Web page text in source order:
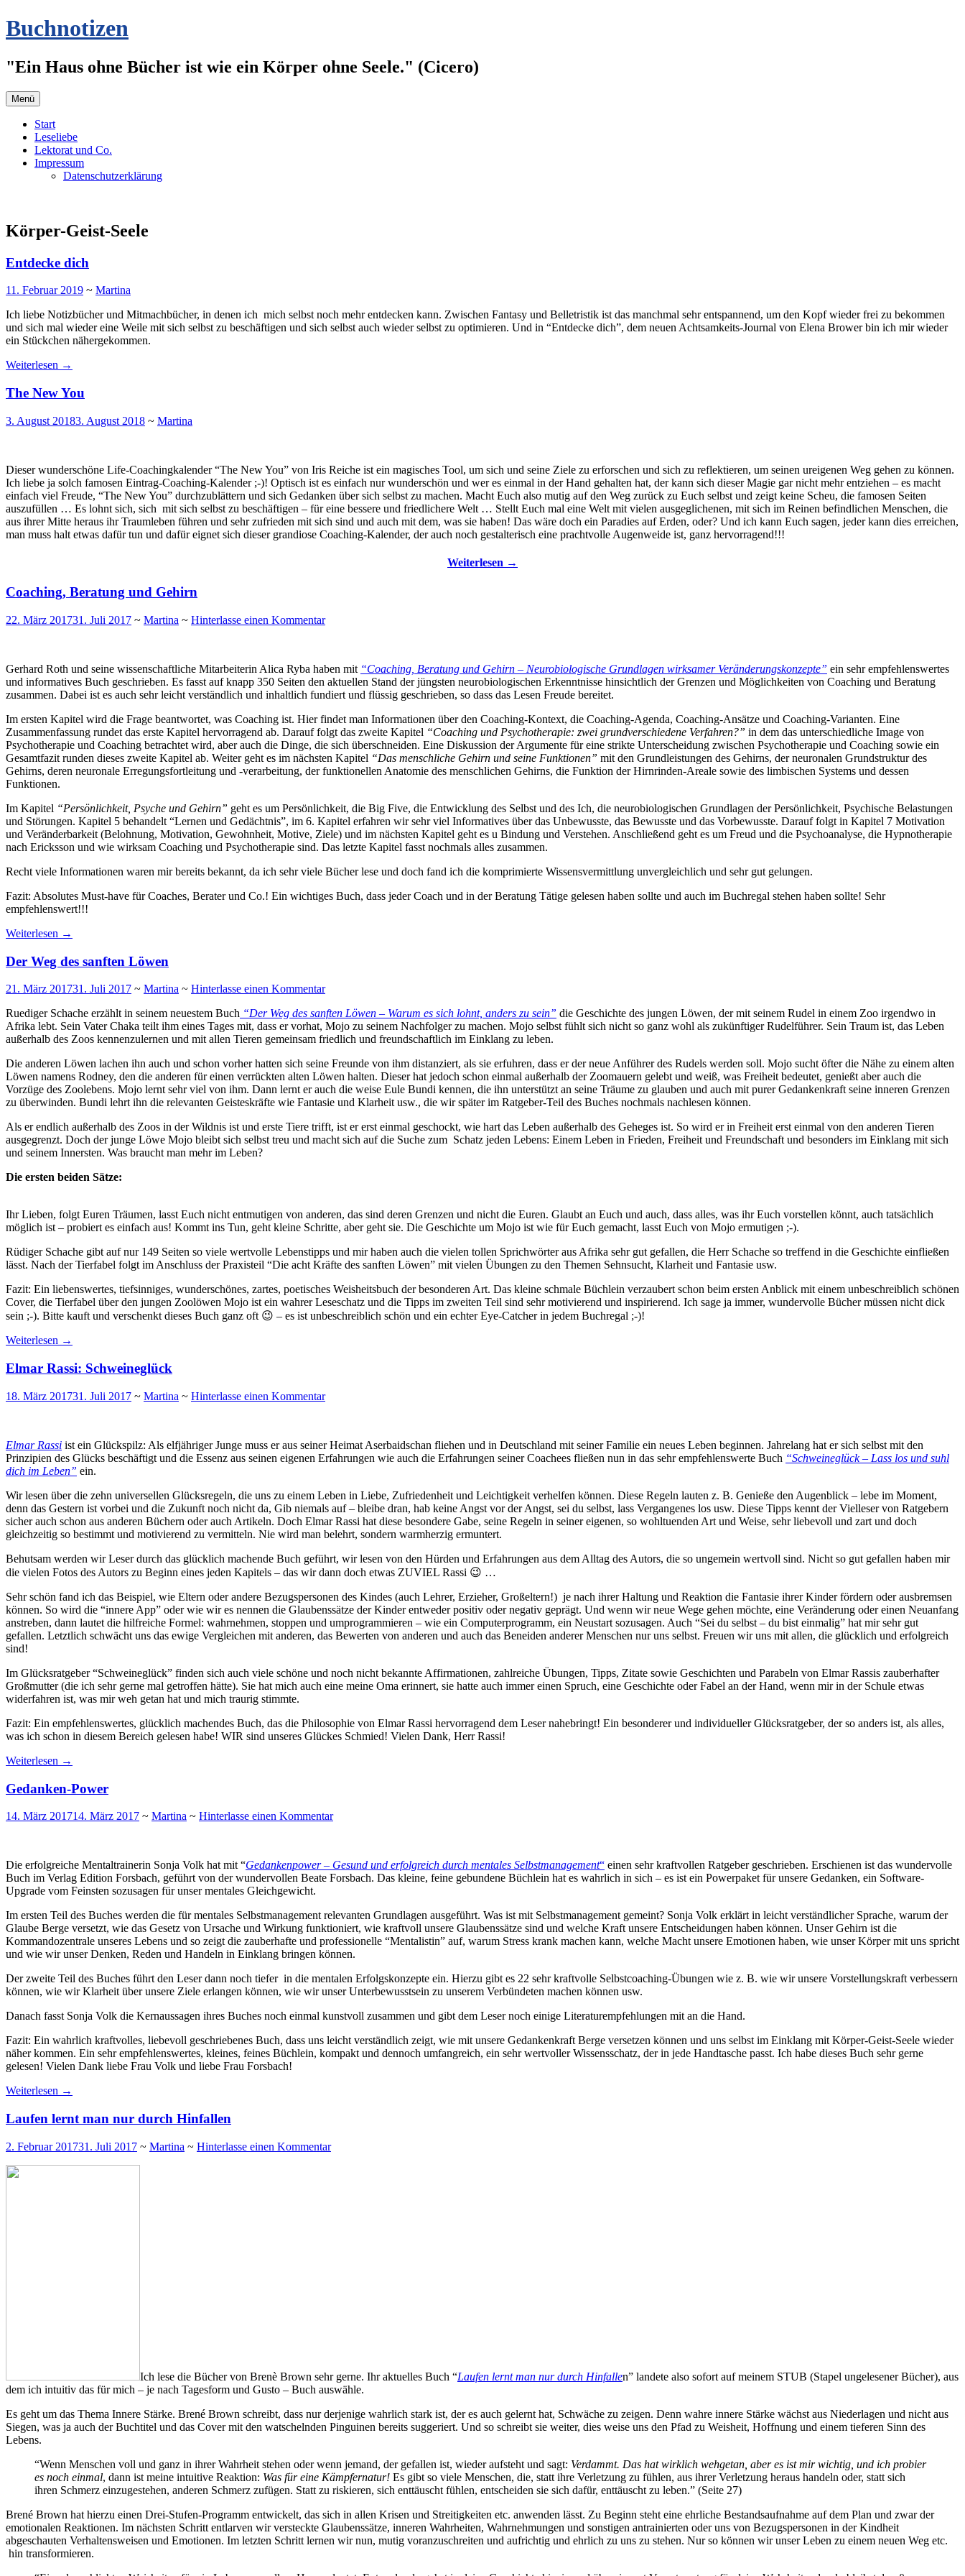
Zum
Inhalt
Buchnotizen
"Ein Haus ohne Bücher ist wie ein Körper ohne Seele." (Cicero)
Menü
Start
Leseliebe
Lektorat und Co.
Impressum
Datenschutzerklärung
Körper-Geist-Seele
Entdecke dich
11. Februar 2019 ~ Martina
Ich liebe Notizbücher und Mitmachbücher, in denen ich mich selbst noch mehr entdecken kann. Zwischen Fantasy und Belletristik ist das manchmal sehr entspannend, um den Kopf wieder frei zu bekommen
und sich mal wieder eine Weile mit sich selbst zu beschäftigen und sich selbst auch wieder selbst zu optimieren. Und in “Entdecke dich”, dem neuen Achtsamkeits-Journal von Elena Brower bin ich mir wieder
ein Stückchen nähergekommen.
Weiterlesen →
The New You
3. August 20183. August 2018 ~ Martina
Dieser wunderschöne Life-Coachingkalender “The New You” von Iris Reiche ist ein magisches Tool, um sich und seine Ziele zu erforschen und sich zu reflektieren, um seinen ureigenen Weg gehen zu können.
Ich liebe ja solch famosen Eintrag-Coaching-Kalender ;-)! Optisch ist es einfach nur wunderschön und wer es einmal in der Hand gehalten hat, der kann sich dieser Magie gar nicht mehr entziehen – es macht
einfach viel Freude, “The New You” durchzublättern und sich Gedanken über sich selbst zu machen. Macht Euch also mutig auf den Weg zurück zu Euch selbst und zeigt keine Scheu, die famosen Seiten
auszufüllen … Es lohnt sich, sich mit sich selbst zu beschäftigen – für eine bessere und friedlichere Welt … Stellt Euch mal eine Welt mit vielen ausgeglichenen, mit sich im Reinen befindlichen Menschen, die
aus ihrer Mitte heraus ihr Traumleben führen und sehr zufrieden mit sich sind und auch mit dem, was sie haben! Das wäre doch ein Paradies auf Erden, oder? Und ich kann Euch sagen, jeder kann dies erreichen,
man muss halt etwas dafür tun und dafür eignet sich dieser grandiose Coaching-Kalender, der auch noch gestalterisch eine prachtvolle Augenweide ist, ganz hervorragend!!!
Weiterlesen →
Coaching, Beratung und Gehirn
22. März 201731. Juli 2017 ~ Martina ~ Hinterlasse einen Kommentar
Gerhard Roth und seine wissenschaftliche Mitarbeiterin Alica Ryba haben mit “Coaching, Beratung und Gehirn – Neurobiologische Grundlagen wirksamer Veränderungskonzepte” ein sehr empfehlenswertes
und informatives Buch geschrieben. Es fasst auf knapp 350 Seiten den aktuellen Stand der jüngsten neurobiologischen Erkenntnisse hinsichtlich der Grenzen und Möglichkeiten von Coaching und Beratung
zusammen. Dabei ist es auch sehr leicht verständlich und inhaltlich fundiert und flüssig geschrieben, so dass das Lesen Freude bereitet.
Im ersten Kapitel wird die Frage beantwortet, was Coaching ist. Hier findet man Informationen über den Coaching-Kontext, die Coaching-Agenda, Coaching-Ansätze und Coaching-Varianten. Eine
Zusammenfassung rundet das erste Kapitel hervorragend ab. Darauf folgt das zweite Kapitel “Coaching und Psychotherapie: zwei grundverschiedene Verfahren?” in dem das unterschiedliche Image von
Psychotherapie und Coaching betrachtet wird, aber auch die Dinge, die sich überschneiden. Eine Diskussion der Argumente für eine strikte Unterscheidung zwischen Psychotherapie und Coaching sowie ein
Gesamtfazit runden dieses zweite Kapitel ab. Weiter geht es im nächsten Kapitel “Das menschliche Gehirn und seine Funktionen” mit den Grundleistungen des Gehirns, der neuronalen Grundstruktur des
Gehirns, deren neuronale Erregungsfortleitung und -verarbeitung, der funktionellen Anatomie des menschlichen Gehirns, die Funktion der Hirnrinden-Areale sowie des limbischen Systems und dessen
Funktionen.
Im Kapitel “Persönlichkeit, Psyche und Gehirn” geht es um Persönlichkeit, die Big Five, die Entwicklung des Selbst und des Ich, die neurobiologischen Grundlagen der Persönlichkeit, Psychische Belastungen
und Störungen. Kapitel 5 behandelt “Lernen und Gedächtnis”, im 6. Kapitel erfahren wir sehr viel Informatives über das Unbewusste, das Bewusste und das Vorbewusste. Darauf folgt in Kapitel 7 Motivation
und Veränderbarkeit (Belohnung, Motivation, Gewohnheit, Motive, Ziele) und im nächsten Kapitel geht es u Bindung und Verstehen. Anschließend geht es um Freud und die Psychoanalyse, die Hypnotherapie
nach Ericksson und wie wirksam Coaching und Psychotherapie sind. Das letzte Kapitel fasst nochmals alles zusammen.
Recht viele Informationen waren mir bereits bekannt, da ich sehr viele Bücher lese und doch fand ich die komprimierte Wissensvermittlung unvergleichlich und sehr gut gelungen.
Fazit: Absolutes Must-have für Coaches, Berater und Co.! Ein wichtiges Buch, dass jeder Coach und in der Beratung Tätige gelesen haben sollte und auch im Buchregal stehen haben sollte! Sehr
empfehlenswert!!!
Weiterlesen →
Der Weg des sanften Löwen
21. März 201731. Juli 2017 ~ Martina ~ Hinterlasse einen Kommentar
Ruediger Schache erzählt in seinem neuestem Buch “Der Weg des sanften Löwen – Warum es sich lohnt, anders zu sein” die Geschichte des jungen Löwen, der mit seinem Rudel in einem Zoo irgendwo in
Afrika lebt. Sein Vater Chaka teilt ihm eines Tages mit, dass er vorhat, Mojo zu seinem Nachfolger zu machen. Mojo selbst fühlt sich nicht so ganz wohl als zukünftiger Rudelführer. Sein Traum ist, das Leben
außerhalb des Zoos kennenzulernen und mit allen Tieren gemeinsam friedlich und freundschaftlich im Einklang zu leben.
Die anderen Löwen lachen ihn auch und schon vorher hatten sich seine Freunde von ihm distanziert, als sie erfuhren, dass er der neue Anführer des Rudels werden soll. Mojo sucht öfter die Nähe zu einem alten
Löwen namens Rodney, den die anderen für einen verrückten alten Löwen halten. Dieser hat jedoch schon einmal außerhalb der Zoomauern gelebt und weiß, was Freiheit bedeutet, genießt aber auch die
Vorzüge des Zoolebens. Mojo lernt sehr viel von ihm. Dann lernt er auch die weise Eule Bundi kennen, die ihn unterstützt an seine Träume zu glauben und auch mit purer Gedankenkraft seine inneren Grenzen
zu überwinden. Bundi lehrt ihn die relevanten Geisteskräfte wie Fantasie und Klarheit usw., die wir später im Ratgeber-Teil des Buches nochmals nachlesen können.
Als er endlich außerhalb des Zoos in der Wildnis ist und erste Tiere trifft, ist er erst einmal geschockt, wie hart das Leben außerhalb des Geheges ist. So wird er in Freiheit erst einmal von den anderen Tieren
ausgegrenzt. Doch der junge Löwe Mojo bleibt sich selbst treu und macht sich auf die Suche zum Schatz jeden Lebens: Einem Leben in Frieden, Freiheit und Freundschaft und besonders im Einklang mit sich
und seinem Innersten. Was braucht man mehr im Leben?
Die ersten beiden Sätze:
Ihr Lieben, folgt Euren Träumen, lasst Euch nicht entmutigen von anderen, das sind deren Grenzen und nicht die Euren. Glaubt an Euch und auch, dass alles, was ihr Euch vorstellen könnt, auch tatsächlich
möglich ist – probiert es einfach aus! Kommt ins Tun, geht kleine Schritte, aber geht sie. Die Geschichte um Mojo ist wie für Euch gemacht, lasst Euch von Mojo ermutigen ;-).
Rüdiger Schache gibt auf nur 149 Seiten so viele wertvolle Lebenstipps und mir haben auch die vielen tollen Sprichwörter aus Afrika sehr gut gefallen, die Herr Schache so treffend in die Geschichte einfließen
lässt. Nach der Tierfabel folgt im Anschluss der Praxisteil “Die acht Kräfte des sanften Löwen” mit vielen Übungen zu den Themen Sehnsucht, Klarheit und Fantasie usw.
Fazit: Ein liebenswertes, tiefsinniges, wunderschönes, zartes, poetisches Weisheitsbuch der besonderen Art. Das kleine schmale Büchlein verzaubert schon beim ersten Anblick mit einem unbeschreiblich schönen
Cover, die Tierfabel über den jungen Zoolöwen Mojo ist ein wahrer Leseschatz und die Tipps im zweiten Teil sind sehr motivierend und inspirierend. Ich sage ja immer, wundervolle Bücher müssen nicht dick
sein ;-). Bitte kauft und verschenkt dieses Buch ganz oft 😉 – es ist unbeschreiblich schön und ein echter Eye-Catcher in jedem Buchregal ;-)!
Weiterlesen →
Elmar Rassi: Schweineglück
18. März 201731. Juli 2017 ~ Martina ~ Hinterlasse einen Kommentar
Elmar Rassi ist ein Glückspilz: Als elfjähriger Junge muss er aus seiner Heimat Aserbaidschan fliehen und in Deutschland mit seiner Familie ein neues Leben beginnen. Jahrelang hat er sich selbst mit den
Prinzipien des Glücks beschäftigt und die Essenz aus seinen eigenen Erfahrungen wie auch die Erfahrungen seiner Coachees fließen nun in das sehr empfehlenswerte Buch “Schweineglück – Lass los und suhl
dich im Leben” ein.
Wir lesen über die zehn universellen Glücksregeln, die uns zu einem Leben in Liebe, Zufriedenheit und Leichtigkeit verhelfen können. Diese Regeln lauten z. B. Genieße den Augenblick – lebe im Moment,
denn das Gestern ist vorbei und die Zukunft noch nicht da, Gib niemals auf – bleibe dran, hab keine Angst vor der Angst, sei du selbst, lass Vergangenes los usw. Diese Tipps kennt der Vielleser von Ratgebern
sicher auch schon aus anderen Büchern oder auch Artikeln. Doch Elmar Rassi hat diese besondere Gabe, seine Regeln in seiner eigenen, so wohltuenden Art und Weise, sehr liebevoll und zart und doch
gleichzeitig so bestimmt und motivierend zu vermitteln. Nie wird man belehrt, sondern warmherzig ermuntert.
Behutsam werden wir Leser durch das glücklich machende Buch geführt, wir lesen von den Hürden und Erfahrungen aus dem Alltag des Autors, die so ungemein wertvoll sind. Nicht so gut gefallen haben mir
die vielen Fotos des Autors zu Beginn eines jeden Kapitels – das wir dann doch etwas ZUVIEL Rassi 😉 …
Sehr schön fand ich das Beispiel, wie Eltern oder andere Bezugspersonen des Kindes (auch Lehrer, Erzieher, Großeltern!) je nach ihrer Haltung und Reaktion die Fantasie ihrer Kinder fördern oder ausbremsen
können. So wird die “innere App” oder wie wir es nennen die Glaubenssätze der Kinder entweder positiv oder negativ geprägt. Und wenn wir neue Wege gehen möchte, eine Veränderung oder einen Neuanfang
anstreben, dann lautet die hilfreiche Formel: wahrnehmen, stoppen und umprogrammieren – wie ein Computerprogramm, ein Neustart sozusagen. Auch “Sei du selbst – du bist einmalig” hat mir sehr gut
gefallen. Letztlich schwächt uns das ewige Vergleichen mit anderen, das Bewerten von anderen und auch das Beneiden anderer Menschen nur uns selbst. Freuen wir uns mit allen, die glücklich und erfolgreich
sind!
Im Glücksratgeber “Schweineglück” finden sich auch viele schöne und noch nicht bekannte Affirmationen, zahlreiche Übungen, Tipps, Zitate sowie Geschichten und Parabeln von Elmar Rassis zauberhafter
Großmutter (die ich sehr gerne mal getroffen hätte). Sie hat mich auch eine meine Oma erinnert, sie hatte auch immer einen Spruch, eine Geschichte oder Fabel an der Hand, wenn mir in der Schule etwas
widerfahren ist, was mir weh getan hat und mich traurig stimmte.
Fazit: Ein empfehlenswertes, glücklich machendes Buch, das die Philosophie von Elmar Rassi hervorragend dem Leser nahebringt! Ein besonderer und individueller Glücksratgeber, der so anders ist, als alles,
was ich schon in diesem Bereich gelesen habe! WIR sind unseres Glückes Schmied! Vielen Dank, Herr Rassi!
Weiterlesen →
Gedanken-Power
14. März 201714. März 2017 ~ Martina ~ Hinterlasse einen Kommentar
Die erfolgreiche Mentaltrainerin Sonja Volk hat mit “Gedankenpower – Gesund und erfolgreich durch mentales Selbstmanagement“ einen sehr kraftvollen Ratgeber geschrieben. Erschienen ist das wundervolle
Buch im Verlag Edition Forsbach, geführt von der wundervollen Beate Forsbach. Das kleine, feine gebundene Büchlein hat es wahrlich in sich – es ist ein Powerpaket für unsere Gedanken, ein Software-
Upgrade vom Feinsten sozusagen für unser mentales Gleichgewicht.
Im ersten Teil des Buches werden die für mentales Selbstmanagement relevanten Grundlagen ausgeführt. Was ist mit Selbstmanagement gemeint? Sonja Volk erklärt in leicht verständlicher Sprache, warum der
Glaube Berge versetzt, wie das Gesetz von Ursache und Wirkung funktioniert, wie kraftvoll unsere Glaubenssätze sind und welche Kraft unsere Entscheidungen haben können. Unser Gehirn ist die
Kommandozentrale unseres Lebens und so zeigt die zauberhafte und professionelle “Mentalistin” auf, warum Stress krank machen kann, welche Macht unsere Emotionen haben, wie unser Körper mit uns spricht
und wie wir unser Denken, Reden und Handeln in Einklang bringen können.
Der zweite Teil des Buches führt den Leser dann noch tiefer in die mentalen Erfolgskonzepte ein. Hierzu gibt es 22 sehr kraftvolle Selbstcoaching-Übungen wie z. B. wie wir unsere Vorstellungskraft verbessern
können, wie wir Klarheit über unsere Ziele erlangen können, wie wir unser Unterbewusstsein zu unserem Verbündeten machen können usw.
Danach fasst Sonja Volk die Kernaussagen ihres Buches noch einmal kunstvoll zusammen und gibt dem Leser noch einige Literaturempfehlungen mit an die Hand.
Fazit: Ein wahrlich kraftvolles, liebevoll geschriebenes Buch, dass uns leicht verständlich zeigt, wie mit unsere Gedankenkraft Berge versetzen können und uns selbst im Einklang mit Körper-Geist-Seele wieder
näher kommen. Ein sehr empfehlenswertes, kleines, feines Büchlein, kompakt und dennoch umfangreich, ein sehr wertvoller Wissensschatz, der in jede Handtasche passt. Ich habe dieses Buch sehr gerne
gelesen! Vielen Dank liebe Frau Volk und liebe Frau Forsbach!
Weiterlesen →
Laufen lernt man nur durch Hinfallen
2. Februar 201731. Juli 2017 ~ Martina ~ Hinterlasse einen Kommentar
Ich lese die Bücher von Brenè Brown sehr gerne. Ihr aktuelles Buch “Laufen lernt man nur durch Hinfallen” landete also sofort auf meinem STUB (Stapel ungelesener Bücher), aus
dem ich intuitiv das für mich – je nach Tagesform und Gusto – Buch auswähle.
Es geht um das Thema Innere Stärke. Brené Brown schreibt, dass nur derjenige wahrlich stark ist, der es auch gelernt hat, Schwäche zu zeigen. Denn wahre innere Stärke wächst aus Niederlagen und nicht aus
Siegen, was ja auch der Buchtitel und das Cover mit den watschelnden Pinguinen bereits suggeriert. Und so schreibt sie weiter, dies weise uns den Pfad zu Weisheit, Hoffnung und einem tieferen Sinn des
Lebens.
“Wenn Menschen voll und ganz in ihrer Wahrheit stehen oder wenn jemand, der gefallen ist, wieder aufsteht und sagt: Verdammt. Das hat wirklich wehgetan, aber es ist mir wichtig, und ich probier
es noch einmal, dann ist meine intuitive Reaktion: Was für eine Kämpfernatur! Es gibt so viele Menschen, die, statt ihre Verletzung zu fühlen, aus ihrer Verletzung heraus handeln oder, statt sich
ihren Schmerz einzugestehen, anderen Schmerz zufügen. Statt zu riskieren, sich enttäuscht fühlen, entscheiden sie sich dafür, enttäuscht zu leben.” (Seite 27)
Brené Brown hat hierzu einen Drei-Stufen-Programm entwickelt, das sich in allen Krisen und Streitigkeiten etc. anwenden lässt. Zu Beginn steht eine ehrliche Bestandsaufnahme auf dem Plan und zwar der
emotionalen Reaktionen. Im nächsten Schritt entlarven wir versteckte Glaubenssätze, inneren Wahrheiten, Wahrnehmungen und sonstigen antrainierten oder uns von Bezugspersonen in der Kindheit
abgeschauten Verhaltensweisen und Emotionen. Im letzten Schritt lernen wir nun, mutig voranzuschreiten und aufrichtig und ehrlich zu uns zu stehen. Nur so können wir unser Leben zu einem neuen Weg etc.
hin transformieren.